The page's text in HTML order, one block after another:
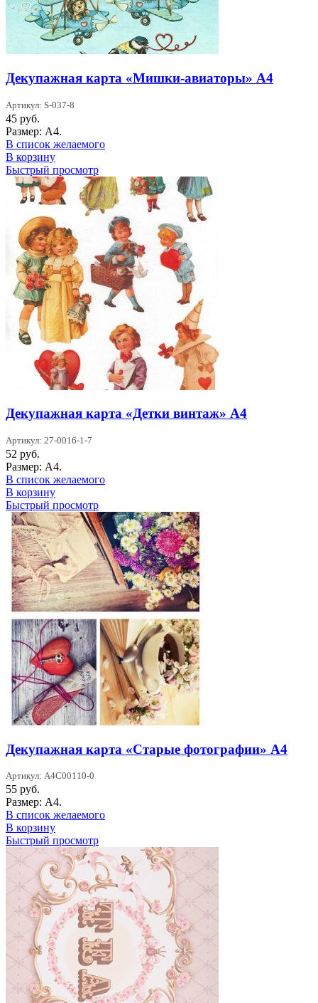
Декупажная карта «Мишки-авиаторы» А4
Артикул: S-037-8
45 руб.
Размер: А4.
В список желаемого
В корзину
Быстрый просмотр
Декупажная карта «Детки винтаж» А4
Артикул: 27-0016-1-7
52 руб.
Размер: А4.
В список желаемого
В корзину
Быстрый просмотр
Декупажная карта «Старые фотографии» А4
Артикул: A4C00110-0
55 руб.
Размер: А4.
В список желаемого
В корзину
Быстрый просмотр